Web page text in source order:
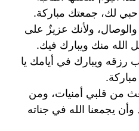
حبي لك، جمعتك مباركة.
ولأنك عزيزٌ على
الله منك ويبارك فيك.
رزقه ويبارك في أيامك يا
من قلبي أمنيات، ومن
يجمعنا الله في جناته